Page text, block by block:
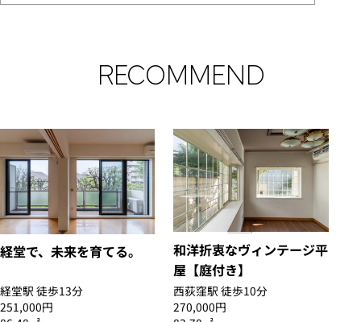
RECOMMEND
経堂で、未来を育てる。
経堂駅 徒歩13分
251,000円
和洋折衷なヴィンテージ平
屋【庭付き】
西荻窪駅 徒歩10分
270,000円